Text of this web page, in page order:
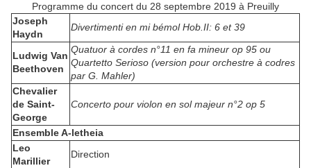
Programme du concert du 28 septembre 2019 à Preuilly
Joseph
Haydn
Divertimenti en mi bémol Hob.II: 6 et 39
Ludwig Van
Beethoven
Quatuor à cordes n°11 en fa mineur op 95 ou
Quartetto Serioso (version pour orchestre à codres
par G. Mahler)
Chevalier
de Saint-
George
Concerto pour violon en sol majeur n°2 op 5
Ensemble A-letheia
Leo
Marillier
Direction